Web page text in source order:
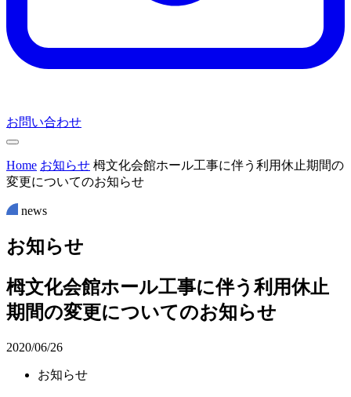
お問い合わせ
Home お知らせ 栂文化会館ホール工事に伴う利用休止期間の
変更についてのお知らせ
news
お知らせ
栂文化会館ホール工事に伴う利用休止
期間の変更についてのお知らせ
2020/06/26
お知らせ